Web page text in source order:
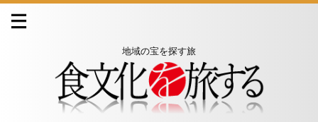
地域の宝を探す旅